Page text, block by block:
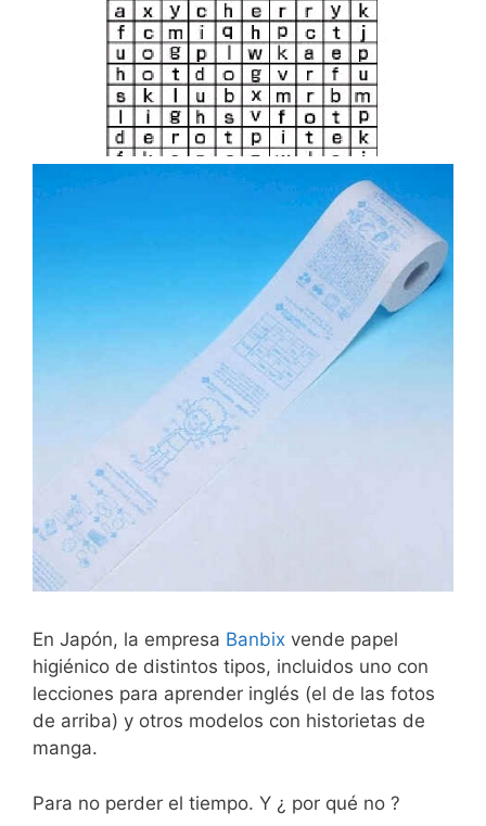
En Japón, la empresa Banbix vende papel
higiénico de distintos tipos, incluidos uno con
lecciones para aprender inglés (el de las fotos
de arriba) y otros modelos con historietas de
manga.
Para no perder el tiempo. Y ¿ por qué no ?